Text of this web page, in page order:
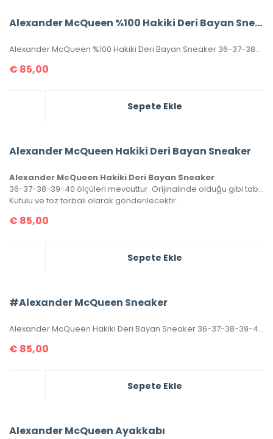
Alexander McQueen %100 Hakiki Deri Bayan Sneaker
Alexander McQueen %100 Hakiki Deri Bayan Sneaker 36-37-38-39-40 Numaralar Mevcuttur.
€ 85,00
Sepete Ekle
Alexander McQueen Hakiki Deri Bayan Sneaker
Alexander McQueen Hakiki Deri Bayan Sneaker
36-37-38-39-40 ölçüleri mevcuttur. Orijinalinde olduğu gibi tabanın sadece üst yarısı dikişlidir.
Kutulu ve toz torbalı olarak gönderilecektir.
€ 85,00
Sepete Ekle
#Alexander McQueen Sneaker
Alexander McQueen Hakiki Deri Bayan Sneaker 36-37-38-39-40 ölçüler. Orjinalinde olduğu gibi, tabanın sadece üst yarısı dikişlidir. Kutulu, toz torbalıdır.
€ 85,00
Sepete Ekle
Alexander McQueen Ayakkabı